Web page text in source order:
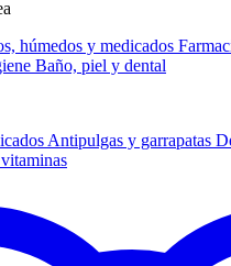
húmedos y medicados
Baño, piel y dental
Antipulgas y garrapatas